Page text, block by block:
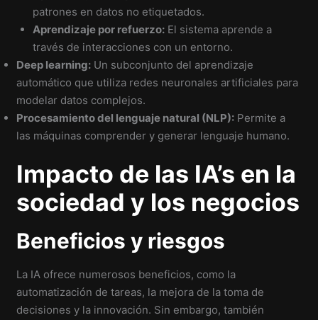
patrones en datos no etiquetados.
Aprendizaje por refuerzo:El sistema aprende a
través de interacciones con un entorno.
Deep learning: Un subconjunto del aprendizaje
automático que utiliza redes neuronales artificiales para
modelar datos complejos.
Procesamiento del lenguaje natural (NLP): Permite a
las máquinas comprender y generar lenguaje humano.
Impacto de las IA’s en la
sociedad y los negocios
Beneficios y riesgos
La IA ofrece numerosos beneficios, como la
automatización de tareas, la mejora de la toma de
decisiones y la innovación. Sin embargo, también